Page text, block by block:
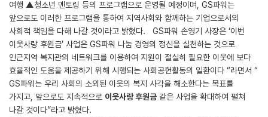
여행 ▲청소년 멘토링 등의 프로그램으로 운영될 예정이며, GS파워는
앞으로도 이러한 프로그램을 통하여 지역사회와 함께하는 기업으로서의
사회적 책임을 다해 나갈 것이라고 밝혔다. GS파워 손영기 사장은 ‘이번
이웃사랑 후원금’ 사업은 GS파워 나눔 경영의 정신을 실천하는 것으로
인근지역 복지관의 네트워크를 이용하여 지원이 절실히 필요한 이웃에 보다
효율적인 도움을 제공하기 위해 시행되는 사회공헌활동의 일환이다 “라면서 “
GS파워는 우리 사회의 소외된 이웃의 복지 사각을 해소한다는 목표를
가지고, 앞으로도 지속적으로 이웃사랑 후원금 같은 사업을 확대하여 펼쳐
나갈 것이다”라고 밝혔다.